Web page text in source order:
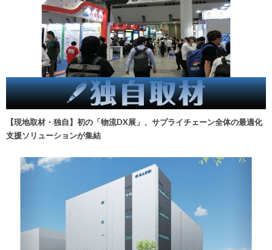
【現地取材・独自】初の「物流DX展」、サプライチェーン全体の最適化
支援ソリューションが集結